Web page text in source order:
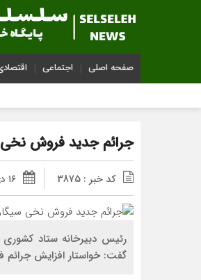
صفحه اصلی اجتماعی
جرائم جدید فروش
کد خبر : 3875 ۱۶ دی ۱۴۰۳ - ۲۱:۱۸
رئیس دبیرخانه ستاد
گفت: خواستار افزایش جرائم